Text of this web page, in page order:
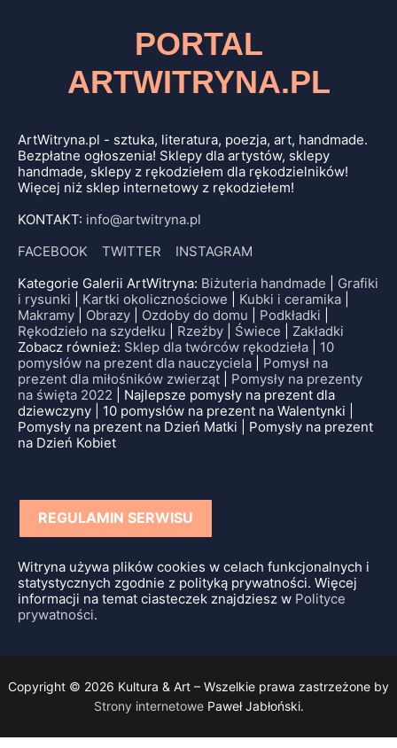
PORTAL
ARTWITRYNA.PL
ArtWitryna.pl - sztuka, literatura, poezja, art, handmade.
Bezpłatne ogłoszenia! Sklepy dla artystów, sklepy
handmade, sklepy z rękodziełem dla rękodzielników!
Więcej niż sklep internetowy z rękodziełem!
KONTAKT: info@artwitryna.pl
FACEBOOK
TWITTER
INSTAGRAM
Kategorie Galerii ArtWitryna: Biżuteria handmade
Grafiki
i rysunki
Kartki okolicznościowe Kubki i ceramika
Makramy
Obrazy Ozdoby do domu Podkładki
Rękodzieło na szydełku
Rzeźby Świece
Zakładki
Zobacz również: Sklep dla twórców rękodzieła
10
pomysłów na prezent dla nauczyciela
Pomysł na
prezent dla miłośników zwierząt
Pomysły na prezenty
na święta 2022 | Najlepsze pomysły na prezent dla
dziewczyny | 10 pomysłów na prezent na Walentynki |
Pomysły na prezent na Dzień Matki | Pomysły na prezent
na Dzień Kobiet
REGULAMIN SERWISU
Witryna używa plików cookies w celach funkcjonalnych i
statystycznych zgodnie z polityką prywatności. Więcej
informacji na temat ciasteczek znajdziesz w Polityce
prywatności.
Copyright © 2026 Kultura & Art – Wszelkie prawa zastrzeżone by
Strony internetowePaweł Jabłoński.